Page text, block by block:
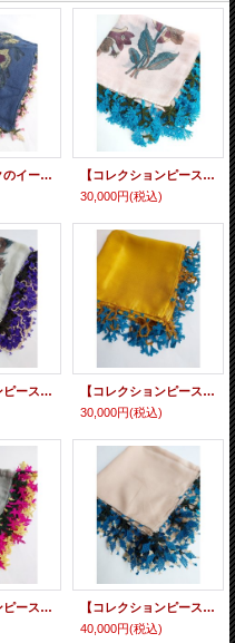
ブルサ シルクのイーネオヤ ブロックプリントのヤズマ
【コレクションピース】イズニック ムシュクレ村の伝統の巨大な平面のイーネオヤ シルク糸
30,000円(税込)
【コレクションピース】イズニック ムシュクレ村の伝統の巨大な平面のイーネオヤ シルク糸
【コレクションピース】イズニック ムシュクレ村の伝統の巨大な平面のイーネオヤ シルク糸
30,000円(税込)
【コレクションピース】イズニック ムシュクレ村の伝統の巨大な平面のイーネオヤ シルク糸
【コレクションピース】イズニック ムシュクレ村の伝統の巨大な平面のイーネオヤ シルク糸
40,000円(税込)